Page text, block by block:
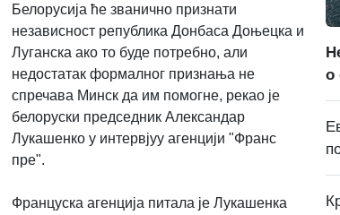
Белорусија ће званично признати
независност република Донбаса Доњецка и
Луганска ако то буде потребно, али
недостатак формалног признања не
спречава Минск да им помогне, рекао је
белоруски председник Александар
Лукашенко у интервјуу агенцији "Франс
пре".
Француска агенција питала је Лукашенка
о